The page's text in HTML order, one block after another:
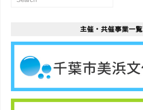
主催・共催事業一覧